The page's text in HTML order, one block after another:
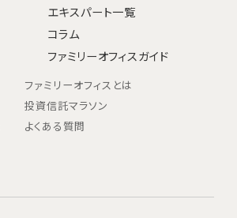
エキスパート一覧
コラム
ファミリーオフィスガイド
ファミリーオフィスとは
投資信託マラソン
よくある質問